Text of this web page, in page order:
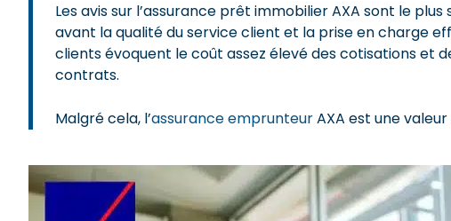
Les avis sur l’assurance prêt immobilier AXA sont le
avant la qualité du service client et la prise en charge
clients évoquent le coût assez élevé des cotisations et
contrats.
Malgré cela, l’assurance emprunteurAXA est une